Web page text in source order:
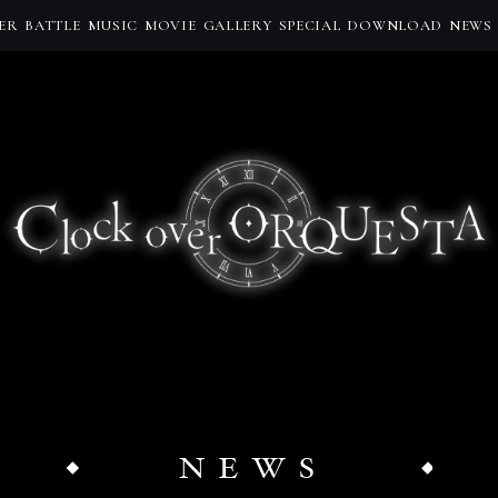
BATTLE MUSIC MOVIE GALLERY SPECIAL DOWNLOAD NEWS